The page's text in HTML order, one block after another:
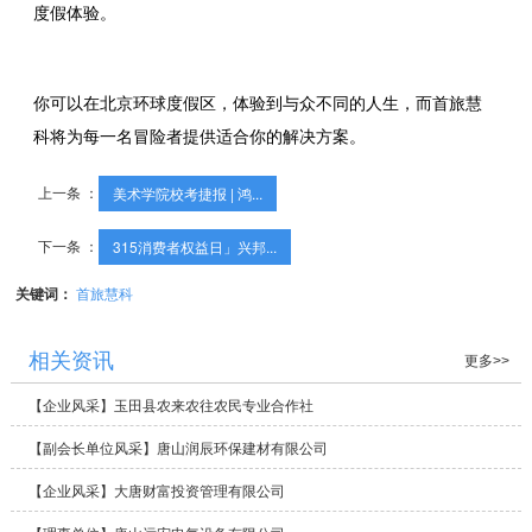
度假体验。
你可以在北京环球度假区，体验到与众不同的人生，而首旅慧
科将为每一名冒险者提供适合你的解决方案。
上一条 ： 美术学院校考捷报 | 鸿...
下一条 ： 315消费者权益日」兴邦...
关键词：首旅慧科
相关资讯 更多>>
【企业风采】玉田县农来农往农民专业合作社
【副会长单位风采】唐山润辰环保建材有限公司
【企业风采】大唐财富投资管理有限公司